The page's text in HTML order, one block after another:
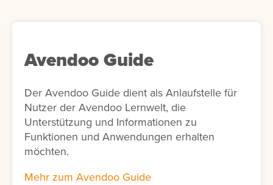
werden. In diesem Fall schlägt die KI
passende Interessen für die Nutzer vor. Ist
stattdessen alle verfügbaren Interessen
angezeigt.
Avendoo Guide
Der Avendoo Guide dient als Anlaufstelle für
Nutzer der Avendoo Lernwelt, die
Unterstützung und Informationen zu
Funktionen und Anwendungen erhalten
möchten.
Mehr zum Avendoo Guide